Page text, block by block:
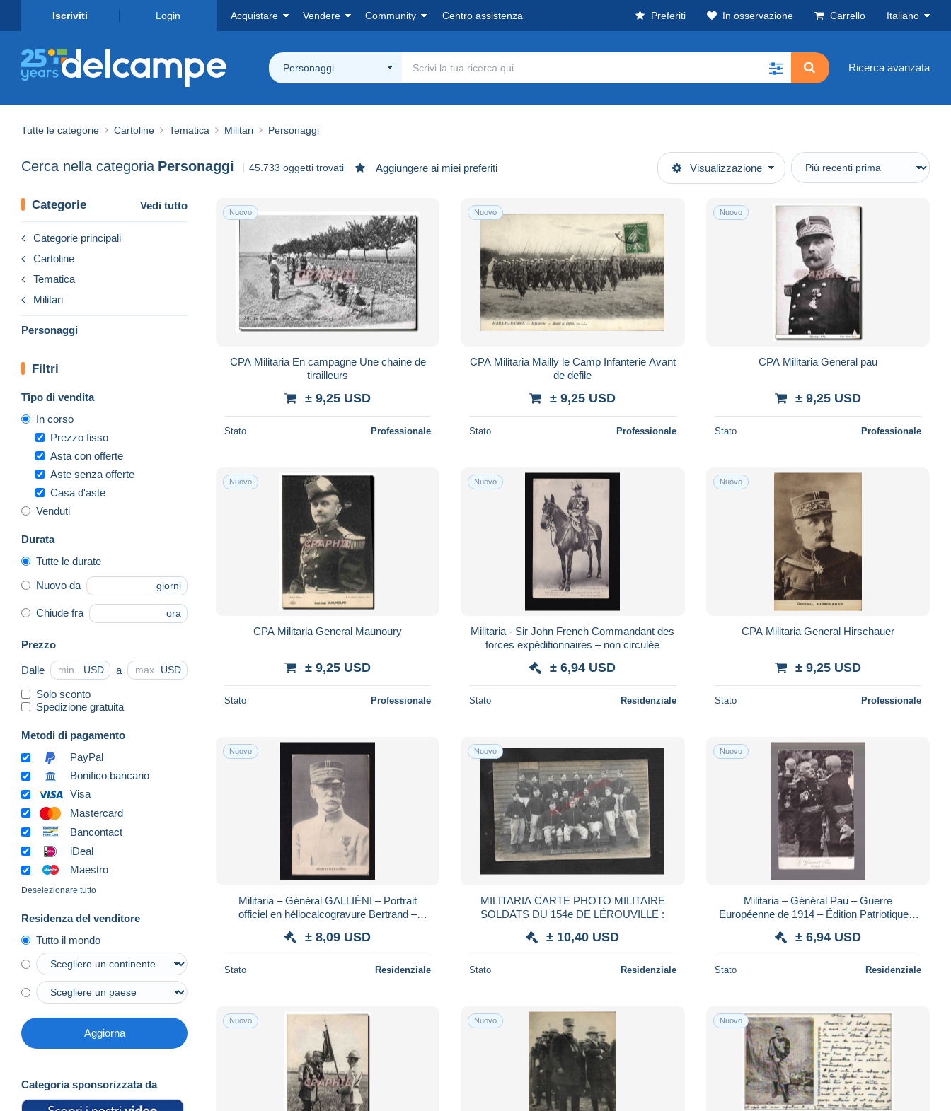
Iscriviti Login Acquistare Vendere Community Centro assistenza Preferiti In osservazione Carrello Italiano
Personaggi Ricerca avanzata
Tutte le categorie Cartoline Tematica Militari Personaggi
Cerca nella categoria Personaggi 45.733 oggetti trovati Aggiungere ai miei preferiti Visualizzazione
Categorie Vedi tutto
Categorie principali
Cartoline
Tematica
Militari
Personaggi
Filtri
Tipo di vendita
In corso
Prezzo fisso
Asta con offerte
Aste senza offerte
Casa d'aste
Venduti
Durata
Tutte le durate
Nuovo da giorni
Chiude fra ora
Prezzo
Dalle USD a USD
Solo sconto
Spedizione gratuita
Metodi di pagamento
PayPal
Bonifico bancario
Visa
Mastercard
Bancontact
iDeal
Maestro
Deselezionare tutto
Residenza del venditore
Tutto il mondo
Aggiorna
Categoria sponsorizzata da
Nuovo
CPA Militaria En campagne Une chaine de
tirailleurs
± 9,25 USD
Stato Professionale
Nuovo
CPA Militaria Mailly le Camp Infanterie Avant
de defile
± 9,25 USD
Stato Professionale
Nuovo
CPA Militaria General pau
± 9,25 USD
Stato Professionale
Nuovo
CPA Militaria General Maunoury
± 9,25 USD
Stato Professionale
Nuovo
Militaria - Sir John French Commandant des
forces expéditionnaires – non circulée
± 6,94 USD
Stato Residenziale
Nuovo
CPA Militaria General Hirschauer
± 9,25 USD
Stato Professionale
Nuovo
Militaria – Général GALLIÉNI – Portrait
officiel en héliocalcogravure Bertrand –
± 8,09 USD
Stato Residenziale
Nuovo
MILITARIA CARTE PHOTO MILITAIRE
SOLDATS DU 154e DE LÉROUVILLE :
± 10,40 USD
Stato Residenziale
Nuovo
Militaria – Général Pau – Guerre
Européenne de 1914 – Édition Patriotique –
± 6,94 USD
Stato Residenziale
Nuovo Nuovo Nuovo